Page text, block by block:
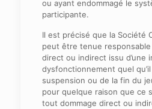
ou ayant endommagé le
participante.
Il est précisé que la Société
peut être tenue
direct ou indirect issu d’une
dysfonctionnement quel qu’il
suspension ou de la fin du
pour quelque raison que ce
tout dommage direct ou